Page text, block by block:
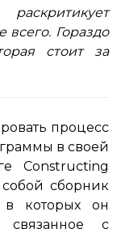
всего. Гораздо
стоит за
процесс
в своей
Constructing
сборник
в которых он
связанное с